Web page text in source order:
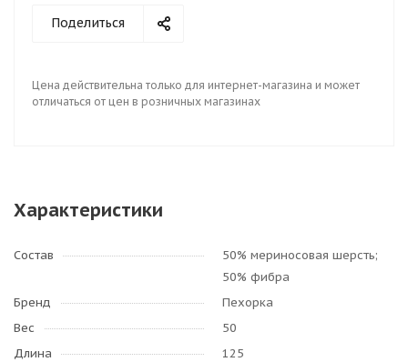
Поделиться
Цена действительна только для интернет-магазина и может
отличаться от цен в розничных магазинах
Характеристики
Состав
50% мериносовая шерсть;
50% фибра
Бренд
Пехорка
Вес
50
Длина
125